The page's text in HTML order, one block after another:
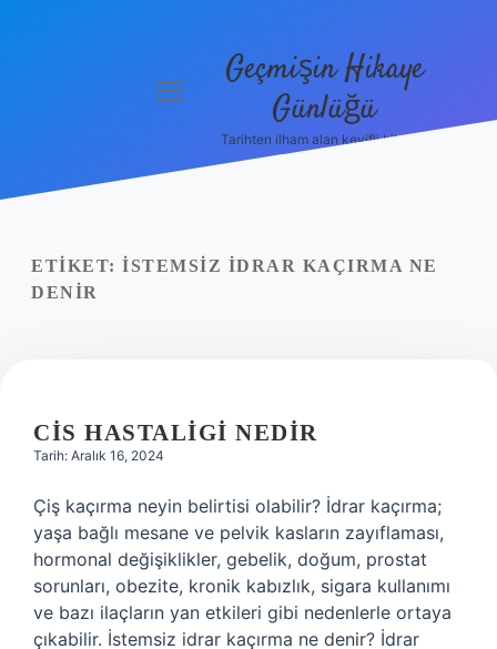
Yasal Uyarı
menüyü
Geçmişin Hikaye
Günlüğü
Tarihten ilham alan keyifli bilgiler!
ETIKET: İSTEMSIZ IDRAR KAÇIRMA NE
DENIR
CIS HASTALIGI NEDIR
Tarih: Aralık 16, 2024
Çiş kaçırma neyin belirtisi olabilir? İdrar kaçırma;
yaşa bağlı mesane ve pelvik kasların zayıflaması,
hormonal değişiklikler, gebelik, doğum, prostat
sorunları, obezite, kronik kabızlık, sigara kullanımı
ve bazı ilaçların yan etkileri gibi nedenlerle ortaya
çıkabilir. İstemsiz idrar kaçırma ne denir? İdrar